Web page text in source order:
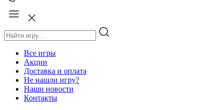
Все игры
Акции
Доставка и оплата
Не нашли игру?
Наши новости
Контакты